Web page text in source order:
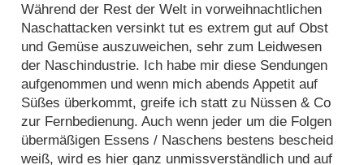
Während der Rest der Welt in vorweihnachtlichen
Naschattacken versinkt tut es extrem gut auf Obst
und Gemüse auszuweichen, sehr zum Leidwesen
der Naschindustrie. Ich habe mir diese Sendungen
aufgenommen und wenn mich abends Appetit auf
Süßes überkommt, greife ich statt zu Nüssen & Co
zur Fernbedienung. Auch wenn jeder um die Folgen
übermäßigen Essens / Naschens bestens bescheid
weiß, wird es hier ganz unmissverständlich und auf